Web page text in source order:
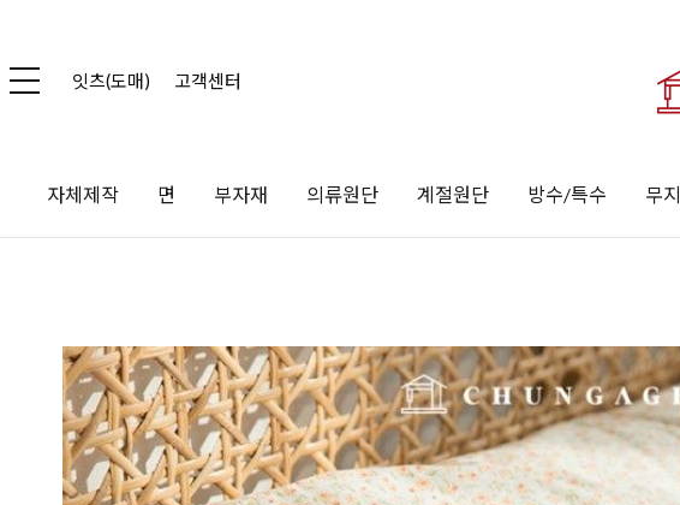
잇츠(도매) 고객센터
자체제작 면 부자재 의류원단 계절원단 방수/특수 무지